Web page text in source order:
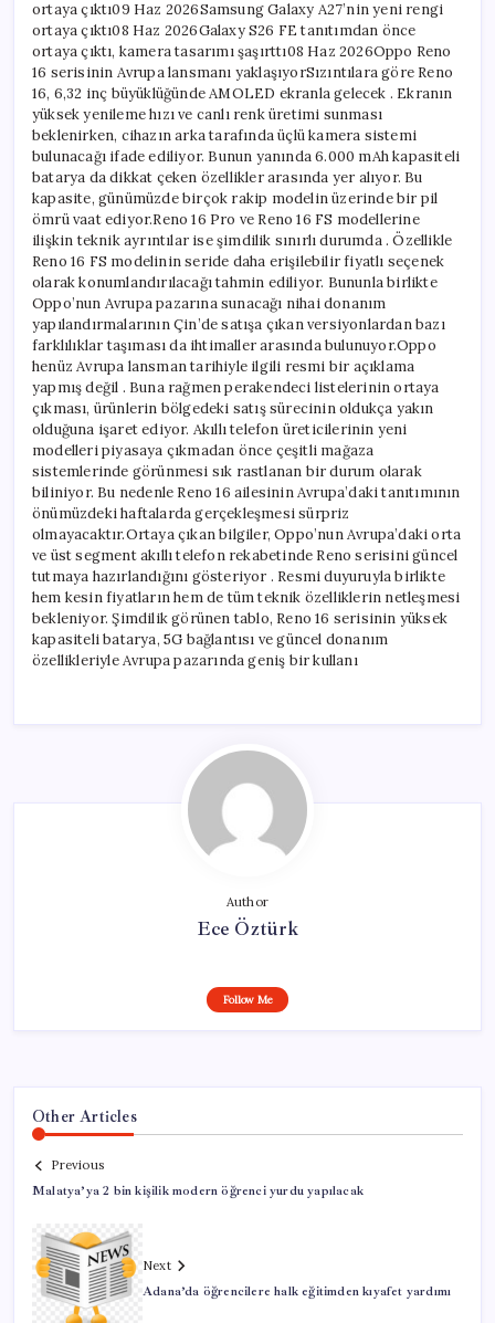
ortaya çıktı09 Haz 2026Samsung Galaxy A27’nin yeni rengi
ortaya çıktı08 Haz 2026Galaxy S26 FE tanıtımdan önce
ortaya çıktı, kamera tasarımı şaşırttı08 Haz 2026Oppo Reno
16 serisinin Avrupa lansmanı yaklaşıyorSızıntılara göre Reno
16, 6,32 inç büyüklüğünde AMOLED ekranla gelecek . Ekranın
yüksek yenileme hızı ve canlı renk üretimi sunması
beklenirken, cihazın arka tarafında üçlü kamera sistemi
bulunacağı ifade ediliyor. Bunun yanında 6.000 mAh kapasiteli
batarya da dikkat çeken özellikler arasında yer alıyor. Bu
kapasite, günümüzde birçok rakip modelin üzerinde bir pil
ömrü vaat ediyor.Reno 16 Pro ve Reno 16 FS modellerine
ilişkin teknik ayrıntılar ise şimdilik sınırlı durumda . Özellikle
Reno 16 FS modelinin seride daha erişilebilir fiyatlı seçenek
olarak konumlandırılacağı tahmin ediliyor. Bununla birlikte
Oppo’nun Avrupa pazarına sunacağı nihai donanım
yapılandırmalarının Çin’de satışa çıkan versiyonlardan bazı
farklılıklar taşıması da ihtimaller arasında bulunuyor.Oppo
henüz Avrupa lansman tarihiyle ilgili resmi bir açıklama
yapmış değil . Buna rağmen perakendeci listelerinin ortaya
çıkması, ürünlerin bölgedeki satış sürecinin oldukça yakın
olduğuna işaret ediyor. Akıllı telefon üreticilerinin yeni
modelleri piyasaya çıkmadan önce çeşitli mağaza
sistemlerinde görünmesi sık rastlanan bir durum olarak
biliniyor. Bu nedenle Reno 16 ailesinin Avrupa’daki tanıtımının
önümüzdeki haftalarda gerçekleşmesi sürpriz
olmayacaktır.Ortaya çıkan bilgiler, Oppo’nun Avrupa’daki orta
ve üst segment akıllı telefon rekabetinde Reno serisini güncel
tutmaya hazırlandığını gösteriyor . Resmi duyuruyla birlikte
hem kesin fiyatların hem de tüm teknik özelliklerin netleşmesi
bekleniyor. Şimdilik görünen tablo, Reno 16 serisinin yüksek
kapasiteli batarya, 5G bağlantısı ve güncel donanım
özellikleriyle Avrupa pazarında geniş bir kullanı
Author
Ece Öztürk
Follow Me
Other Articles
Previous
Malatya’ya 2 bin kişilik modern öğrenci yurdu yapılacak
Next
Adana’da öğrencilere halk eğitimden kıyafet yardımı